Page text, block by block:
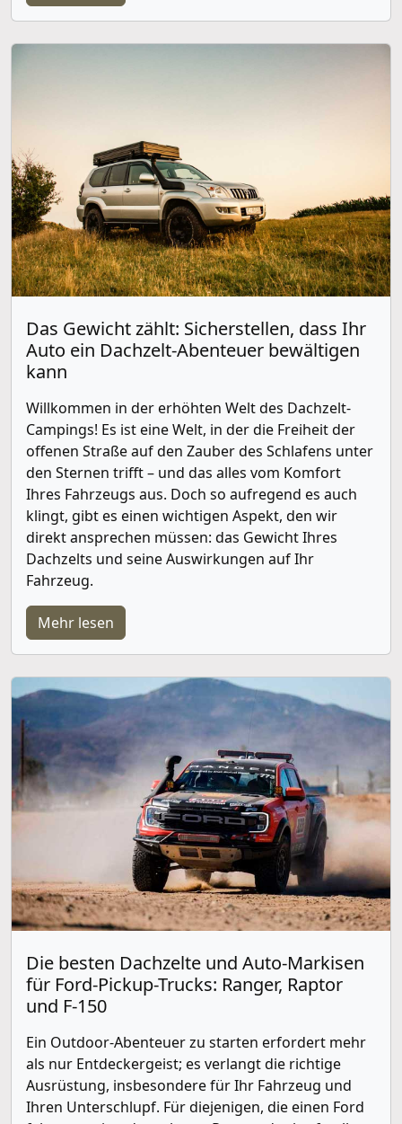
Das Gewicht zählt: Sicherstellen, dass Ihr
Auto ein Dachzelt-Abenteuer bewältigen
kann
Willkommen in der erhöhten Welt des Dachzelt-
Campings! Es ist eine Welt, in der die Freiheit der
offenen Straße auf den Zauber des Schlafens unter
den Sternen trifft – und das alles vom Komfort
Ihres Fahrzeugs aus. Doch so aufregend es auch
klingt, gibt es einen wichtigen Aspekt, den wir
direkt ansprechen müssen: das Gewicht Ihres
Dachzelts und seine Auswirkungen auf Ihr
Fahrzeug.
Mehr lesen
Die besten Dachzelte und Auto-Markisen
für Ford-Pickup-Trucks: Ranger, Raptor
und F-150
Ein Outdoor-Abenteuer zu starten erfordert mehr
als nur Entdeckergeist; es verlangt die richtige
Ausrüstung, insbesondere für Ihr Fahrzeug und
Ihren Unterschlupf. Für diejenigen, die einen Ford